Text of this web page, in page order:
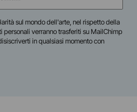
sul mondo dell'arte, nel rispetto della
personali verranno trasferiti su MailChimp
in qualsiasi momento con